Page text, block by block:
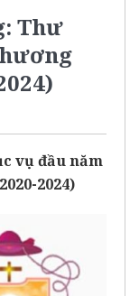
Thư
vụ đầu năm
2024)